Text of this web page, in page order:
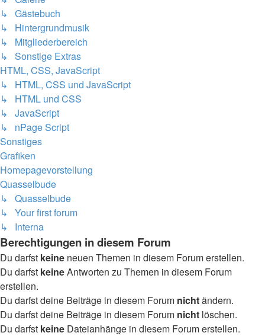
↳ Gästebuch
↳ Hintergrundmusik
↳ Mitgliederbereich
↳ Sonstige Extras
HTML, CSS, JavaScript
↳ HTML, CSS und JavaScript
↳ HTML und CSS
↳ JavaScript
↳ nPage Script
Sonstiges
Grafiken
Homepagevorstellung
Quasselbude
↳ Quasselbude
↳ Your first forum
↳ Interna
Berechtigungen in diesem Forum
Du darfst keine neuen Themen in diesem Forum erstellen.
Du darfst keineAntworten zu Themen in diesem Forum
erstellen.
Du darfst deine Beiträge in diesem Forum nichtändern.
Du darfst deine Beiträge in diesem Forum nicht löschen.
Du darfst keine Dateianhänge in diesem Forum erstellen.